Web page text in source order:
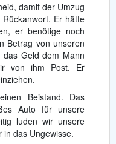
damit der Umzug
Er hätte
er benötige noch
Betrag von unseren
das Geld dem Mann
von ihm Post. Er
Beistand. Das
Auto für unsere
luden wir unsere
in das Ungewisse.